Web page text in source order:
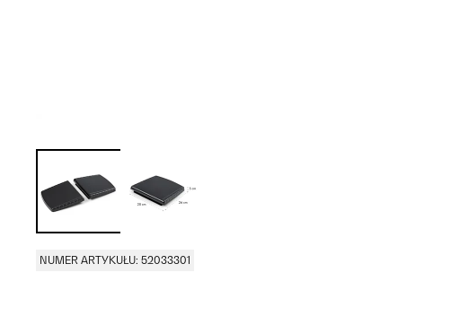
NUMER ARTYKUŁU: 52033301